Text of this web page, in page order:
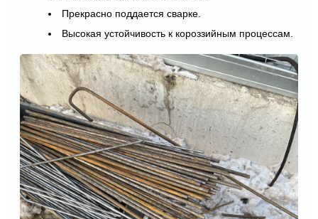
Прекрасно поддается сварке.
Высокая устойчивость к короззийным процессам.